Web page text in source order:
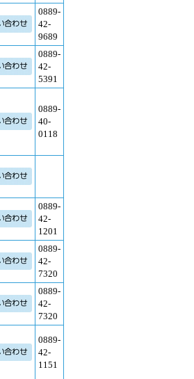
0889-
42-
9689
0889-
42-
5391
0889-
40-
0118
0889-
42-
1201
0889-
42-
7320
0889-
42-
7320
0889-
42-
1151